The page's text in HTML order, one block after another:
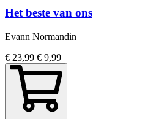
Het beste van ons
Evann Normandin
€ 23,99 € 9,99